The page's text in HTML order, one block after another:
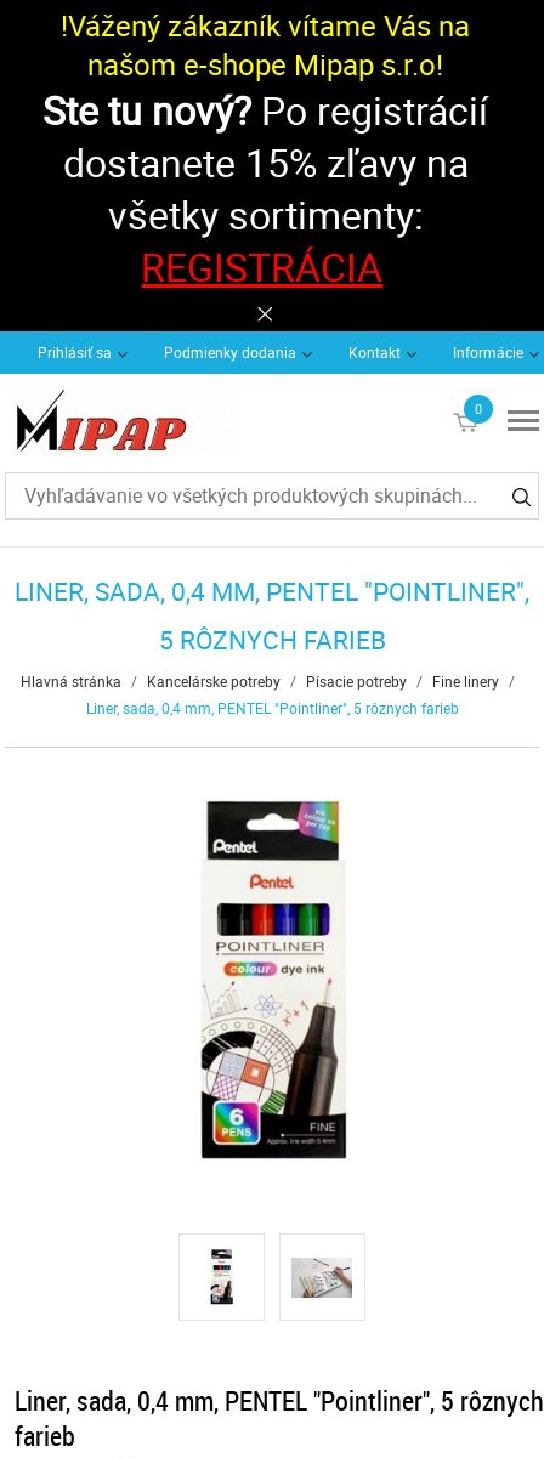
!Vážený zákazník vítame Vás na
našom e-shope Mipap s.r.o!
Ste tu nový?Po registrácií
dostanete 15% zľavy na
všetky sortimenty:
REGISTRÁCIA
Prihlásiť sa Podmienky dodania Kontakt Informácie
0
€0
LINER, SADA, 0,4 MM, PENTEL "POINTLINER",
5 RÔZNYCH FARIEB
Hlavná stránka / Kancelárske potreby / Písacie potreby / Fine linery /
Liner, sada, 0,4 mm, PENTEL "Pointliner", 5 rôznych farieb
Liner, sada, 0,4 mm, PENTEL "Pointliner", 5 rôznych
farieb